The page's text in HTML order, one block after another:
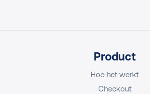
Product
Hoe het werkt
Checkout